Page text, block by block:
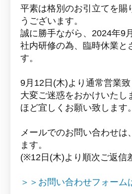
平素は格別のお引立てを賜
うございます。
誠に勝手ながら、2024年9
社内研修の為、臨時休業と
す。
9月12日(木)より通常営業致
大変ご迷惑をおかけいたし
ほど宜しくお願い致します。
メールでのお問い合わせは
ます。
(※12日(木)より順次ご返信
＞＞お問い合わせフォーム